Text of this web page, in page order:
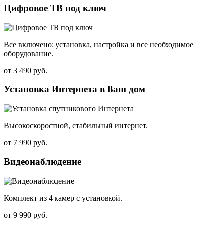
Цифровое ТВ под ключ
Все включено: установка, настройка и все необходимое
оборудование.
от 3 490 руб.
Установка Интернета в Ваш дом
Высокоскоростной, стабильный интернет.
от 7 990 руб.
Видеонаблюдение
Комплект из 4 камер с установкой.
от 9 990 руб.